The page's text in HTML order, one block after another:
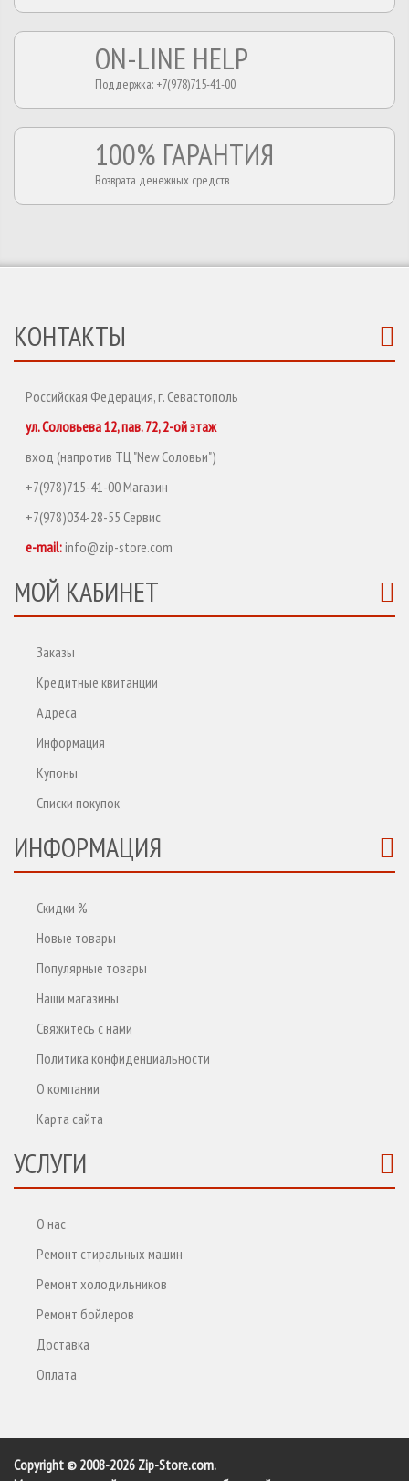
ON-LINE HELP
Поддержка: +7(978)715-41-00
100% ГАРАНТИЯ
Возврата денежных средств
КОНТАКТЫ
Российская Федерация, г. Севастополь
ул. Соловьева 12, пав. 72, 2-ой этаж
вход (напротив ТЦ "New Соловьи")
+7(978)715-41-00 Магазин
+7(978)034-28-55 Сервис
e-mail:info@zip-store.com
МОЙ КАБИНЕТ
Заказы
Кредитные квитанции
Адреса
Информация
Купоны
Списки покупок
ИНФОРМАЦИЯ
Скидки %
Новые товары
Популярные товары
Наши магазины
Свяжитесь с нами
Политика конфиденциальности
О компании
Карта сайта
УСЛУГИ
О нас
Ремонт стиральных машин
Ремонт холодильников
Ремонт бойлеров
Доставка
Оплата
Copyright © 2008-2026 Zip-Store.com.